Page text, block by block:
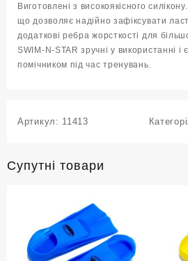
кількість
Виготовлені з високоякісного
що дозволяє надійно зафіксувати
додаткові ребра жорсткості для
SWIM-N-STAR зручні у використанні і
помічником під час тренувань.
Артикул: 11413
Супутні товари